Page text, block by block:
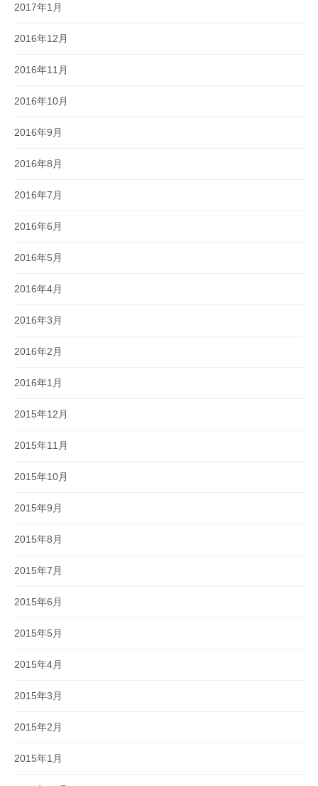
2017年1月
2016年12月
2016年11月
2016年10月
2016年9月
2016年8月
2016年7月
2016年6月
2016年5月
2016年4月
2016年3月
2016年2月
2016年1月
2015年12月
2015年11月
2015年10月
2015年9月
2015年8月
2015年7月
2015年6月
2015年5月
2015年4月
2015年3月
2015年2月
2015年1月